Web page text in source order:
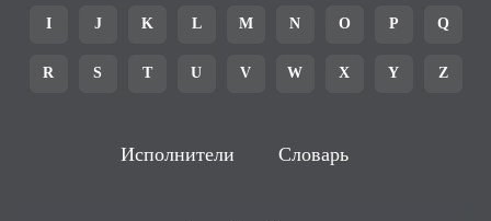
I J K L M N O P Q
R S T U V W X Y Z
Исполнители Словарь